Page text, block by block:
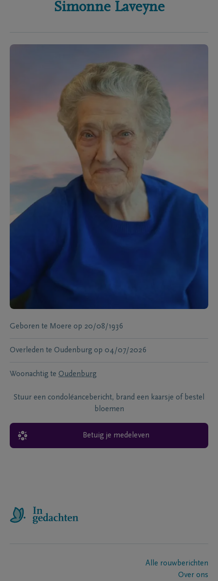
Simonne Laveyne
Geboren te Moere op 20/08/1936
Overleden te Oudenburg op 04/07/2026
Woonachtig te Oudenburg
Stuur een condoléancebericht, brand een kaarsje of bestel
bloemen
Betuig je medeleven
Alle rouwberichten
Over ons